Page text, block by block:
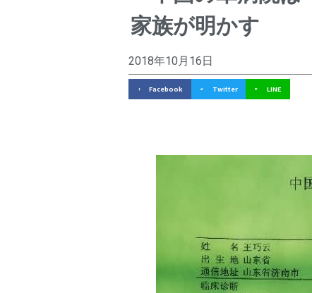
国
の
軍
家族が明かす
2018年10月16日
Facebook Twitter LINE